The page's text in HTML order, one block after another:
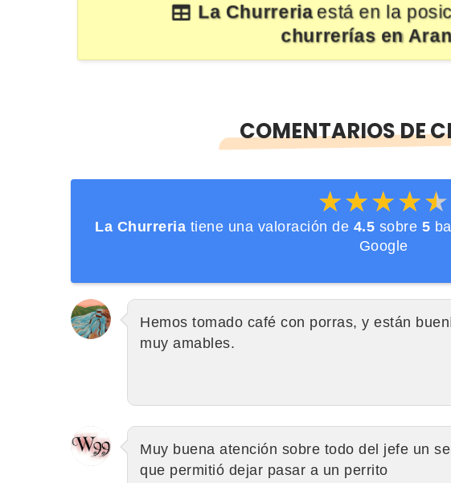
La Churreria está en la
churrerías en
COMENTARIOS DE
★★★★★
★★★★★
La Churreria tiene una valoración de 4.5 sobre 5
Google
Hemos tomado café con porras, y están
muy amables.
Muy buena atención sobre todo del jefe un
que permitió dejar pasar a un perrito